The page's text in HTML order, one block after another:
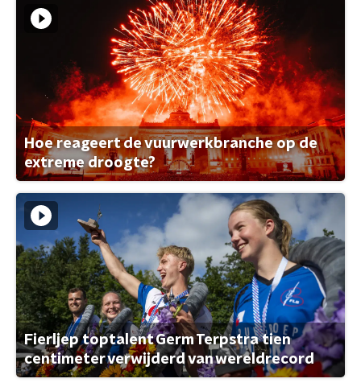
Hoe reageert de vuurwerkbranche op de
extreme droogte?
Fierljep toptalent Germ Terpstra tien
centimeter verwijderd van wereldrecord